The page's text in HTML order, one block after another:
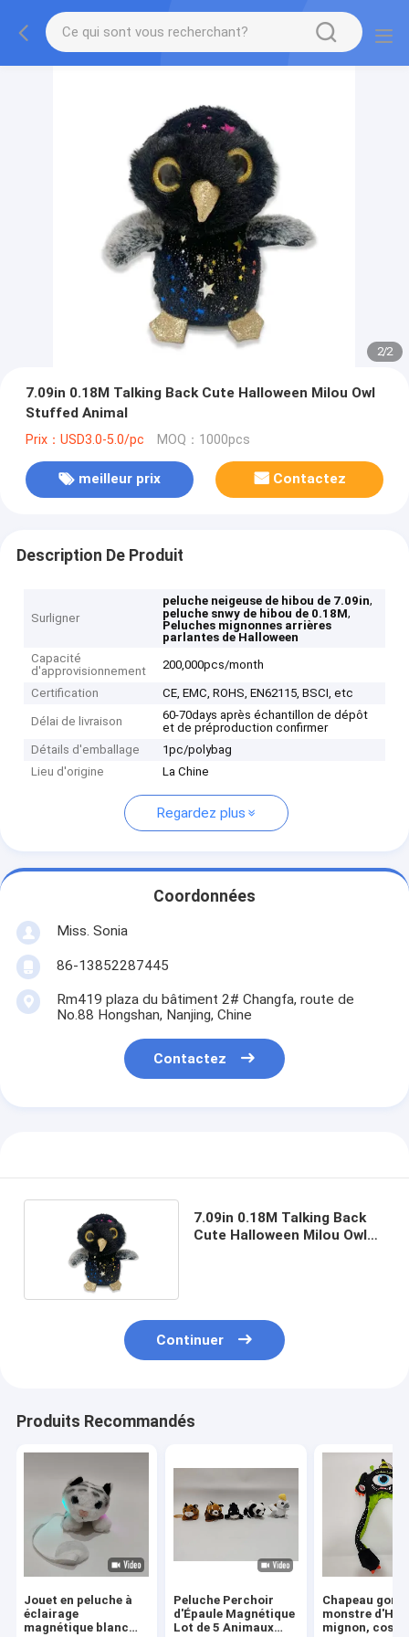
2/2
7.09in 0.18M Talking Back Cute Halloween Milou Owl
Stuffed Animal
Prix：USD3.0-5.0/pc MOQ：1000pcs
meilleur prix Contactez
Description De Produit
Surligner
peluche neigeuse de hibou de 7.09in,
peluche snwy de hibou de 0.18M,
Peluches mignonnes arrières
parlantes de Halloween
Capacité
d'approvisionnement
200,000pcs/month
Certification CE, EMC, ROHS, EN62115, BSCI, etc
Délai de livraison
60-70days après échantillon de dépôt
et de préproduction confirmer
Détails d'emballage
1pc/polybag
Lieu d'origine
La Chine
Regardez plus
Coordonnées
Miss. Sonia
86-13852287445
Rm419 plaza du bâtiment 2# Changfa, route de
No.88 Hongshan, Nanjing, Chine
Contactez
7.09in 0.18M Talking Back
Cute Halloween Milou Owl
Continuer
Produits Recommandés
Jouet en peluche à
éclairage
magnétique blanc
Peluche Perchoir
d'Épaule Magnétique
Lot de 5 Animaux
Chapeau
monstre
mignon,